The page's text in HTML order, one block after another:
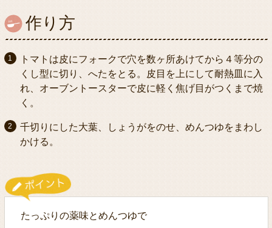
作り方
トマトは皮にフォークで穴を数ヶ所あけてから４等分の
くし型に切り、へたをとる。皮目を上にして耐熱皿に入
れ、オーブントースターで皮に軽く焦げ目がつくまで焼
く。
千切りにした大葉、しょうがをのせ、めんつゆをまわし
かける。
たっぷりの薬味とめんつゆで